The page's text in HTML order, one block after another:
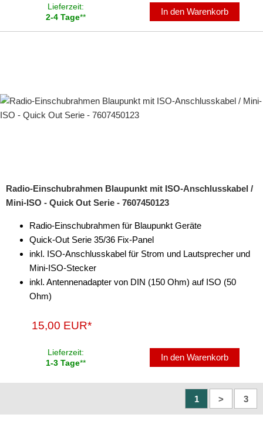
Lieferzeit:
2-4 Tage**
In den Warenkorb
Radio-Einschubrahmen Blaupunkt mit ISO-Anschlusskabel /
Mini-ISO - Quick Out Serie - 7607450123
Radio-Einschubrahmen für Blaupunkt Geräte
Quick-Out Serie 35/36 Fix-Panel
inkl. ISO-Anschlusskabel für Strom und Lautsprecher und
Mini-ISO-Stecker
inkl. Antennenadapter von DIN (150 Ohm) auf ISO (50
Ohm)
15,00 EUR*
Lieferzeit:
1-3 Tage**
In den Warenkorb
1 > 3